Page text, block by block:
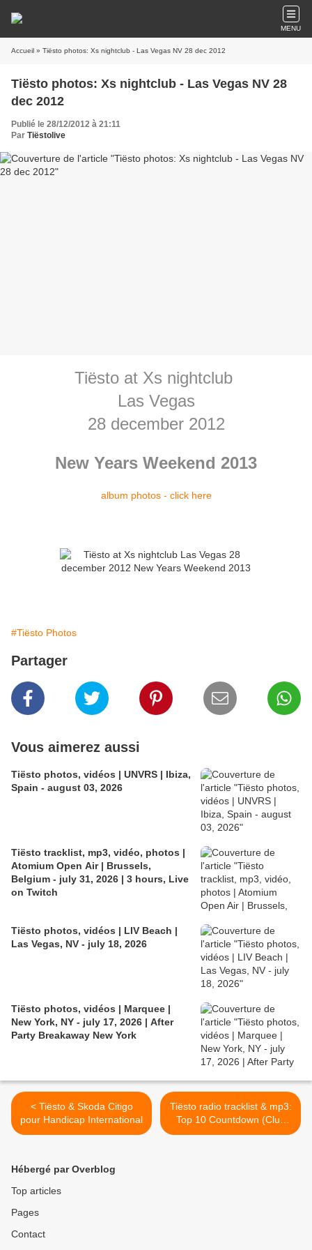
MENU
Accueil » Tiësto photos: Xs nightclub - Las Vegas NV 28 dec 2012
Tiësto photos: Xs nightclub - Las Vegas NV 28
dec 2012
Publié le 28/12/2012 à 21:11
Par Tiëstolive
Tiësto at Xs nightclub
Las Vegas
28 december 2012
New Years Weekend 2013
album photos - click here
#Tiësto Photos
Partager
Vous aimerez aussi
Tiësto photos, vidéos | UNVRS | Ibiza,
Spain - august 03, 2026
Tiësto tracklist, mp3, vidéo, photos |
Atomium Open Air | Brussels,
Belgium - july 31, 2026 | 3 hours, Live
on Twitch
Tiësto photos, vidéos | LIV Beach |
Las Vegas, NV - july 18, 2026
Tiësto photos, vidéos | Marquee |
New York, NY - july 17, 2026 | After
Party Breakaway New York
< Tiësto & Skoda Citigo
pour Handicap International
Tiësto radio tracklist & mp3:
Top 10 Countdown (Club
Life Radio on Sirius XM) >
Hébergé par Overblog
Top articles
Pages
Contact